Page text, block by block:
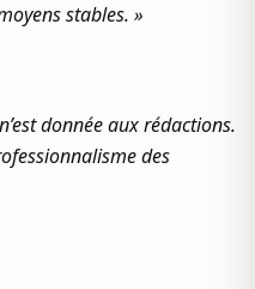
stables. »
donnée aux rédactions.
des